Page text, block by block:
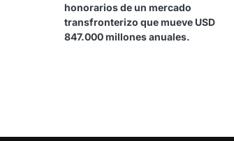
honorarios de un mercado
transfronterizo que mueve USD
847.000 millones anuales.